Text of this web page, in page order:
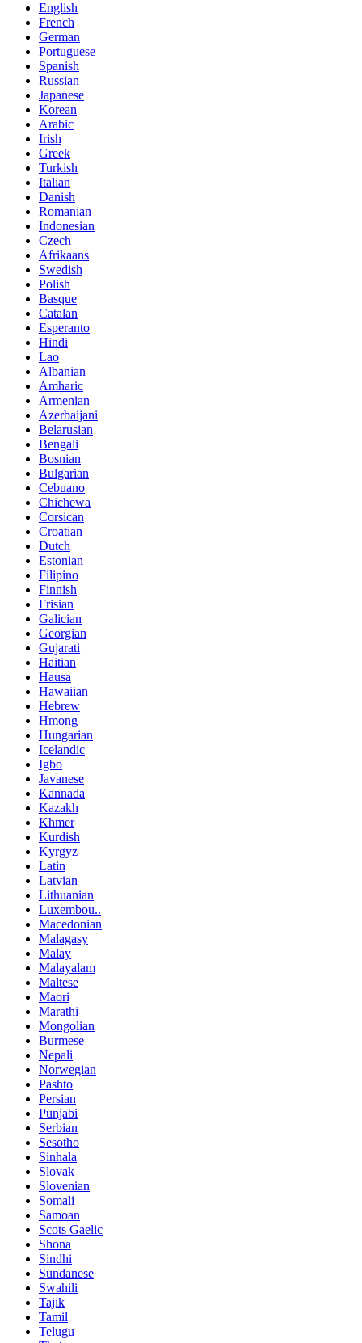
English
French
German
Portuguese
Spanish
Russian
Japanese
Korean
Arabic
Irish
Greek
Turkish
Italian
Danish
Romanian
Indonesian
Czech
Afrikaans
Swedish
Polish
Basque
Catalan
Esperanto
Hindi
Lao
Albanian
Amharic
Armenian
Azerbaijani
Belarusian
Bengali
Bosnian
Bulgarian
Cebuano
Chichewa
Corsican
Croatian
Dutch
Estonian
Filipino
Finnish
Frisian
Galician
Georgian
Gujarati
Haitian
Hausa
Hawaiian
Hebrew
Hmong
Hungarian
Icelandic
Igbo
Javanese
Kannada
Kazakh
Khmer
Kurdish
Kyrgyz
Latin
Latvian
Lithuanian
Luxembou..
Macedonian
Malagasy
Malay
Malayalam
Maltese
Maori
Marathi
Mongolian
Burmese
Nepali
Norwegian
Pashto
Persian
Punjabi
Serbian
Sesotho
Sinhala
Slovak
Slovenian
Somali
Samoan
Scots Gaelic
Shona
Sindhi
Sundanese
Swahili
Tajik
Tamil
Telugu